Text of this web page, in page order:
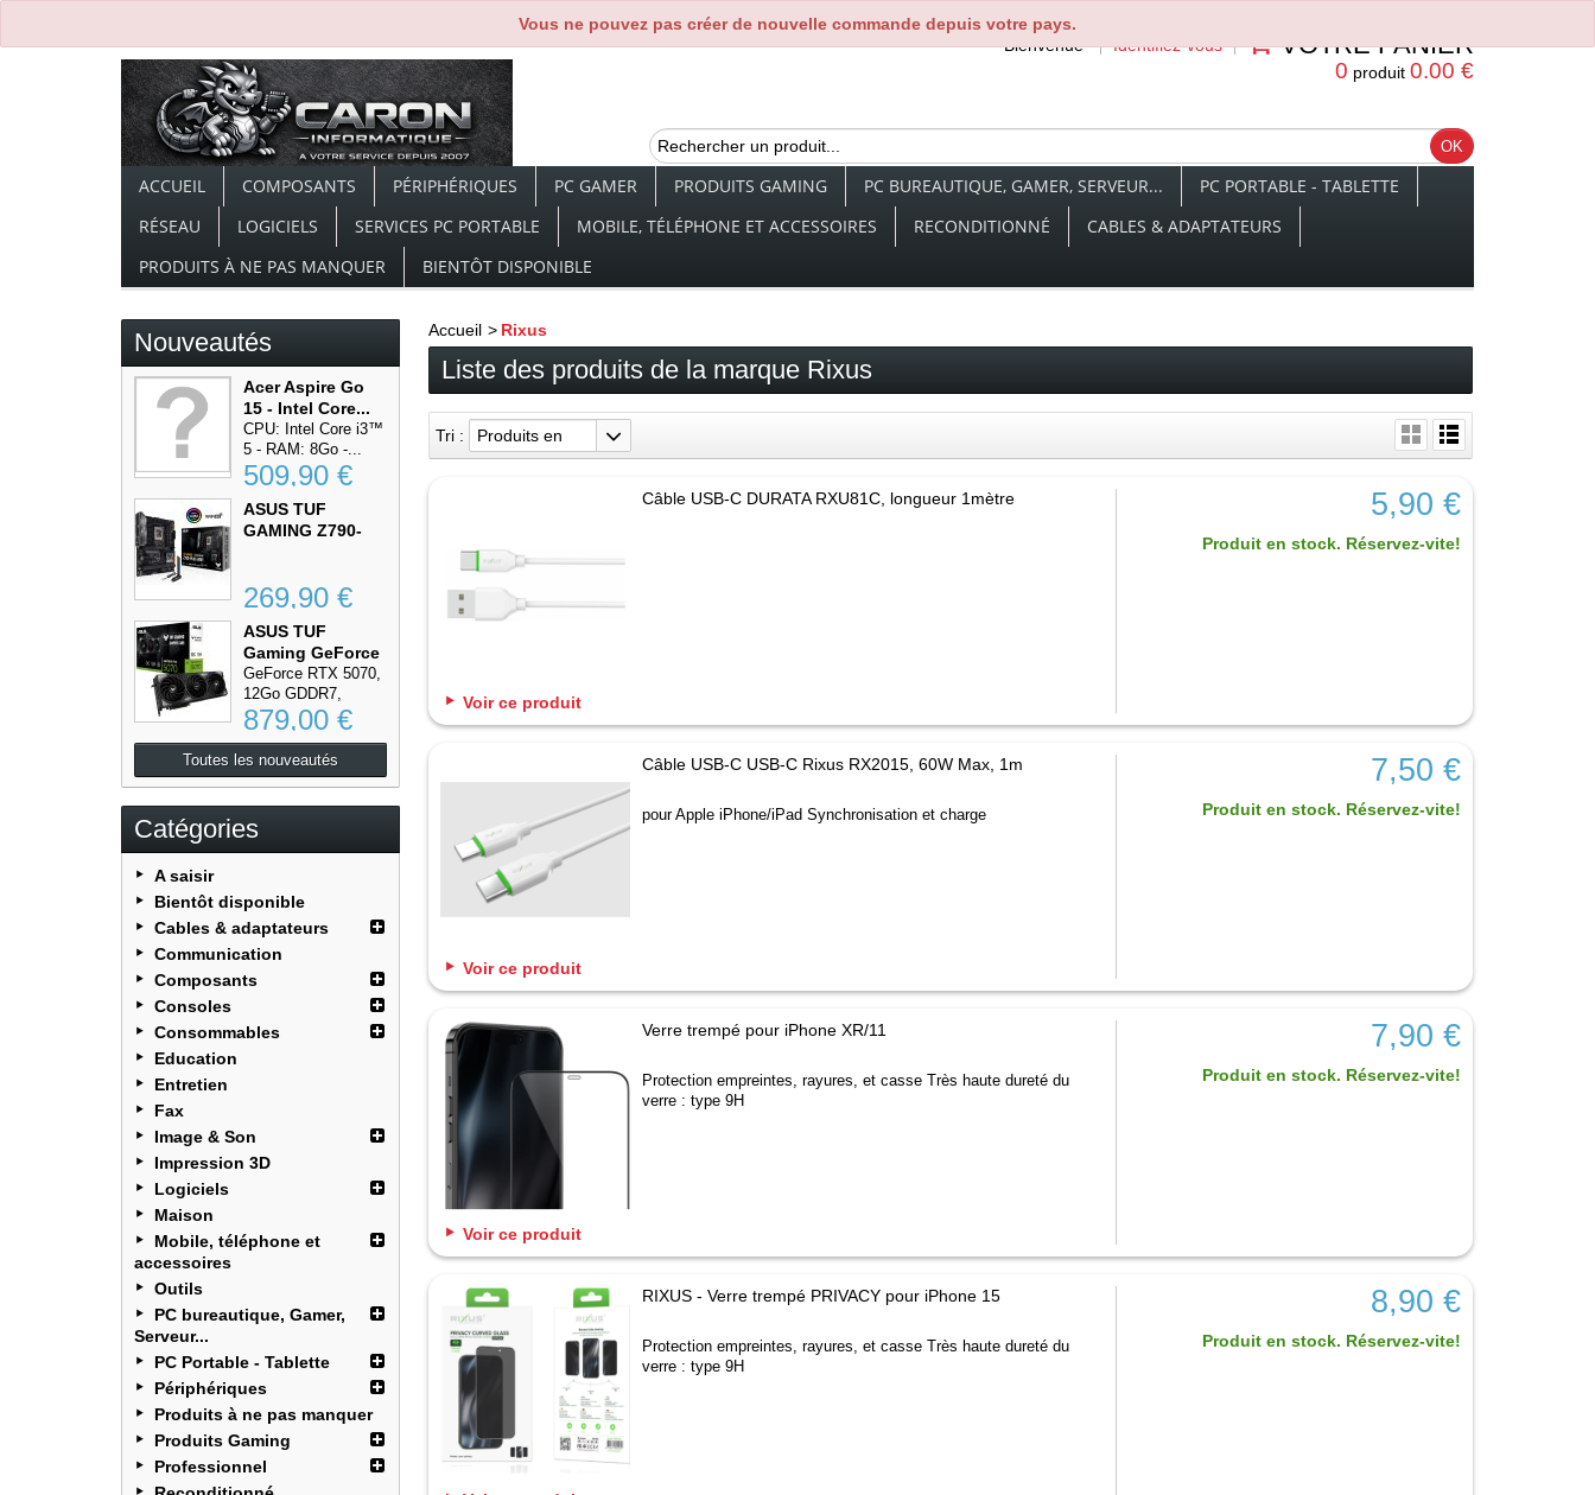
Vous ne pouvez pas créer de nouvelle commande depuis votre pays.
Bienvenue
Identifiez-vous VOTRE PANIER
0 produit 0.00 €
ACCUEIL COMPOSANTS PÉRIPHÉRIQUES PC GAMER PRODUITS GAMING PC BUREAUTIQUE, GAMER, SERVEUR...
PC PORTABLE - TABLETTE
RÉSEAU
LOGICIELS SERVICES PC PORTABLE MOBILE, TÉLÉPHONE ET ACCESSOIRES RECONDITIONNÉ
CABLES & ADAPTATEURS
PRODUITS À NE PAS MANQUER
BIENTÔT DISPONIBLE
Nouveautés
Acer Aspire Go
15 - Intel Core...
CPU: Intel Core i3™
5 - RAM: 8Go -...
509,90 €
ASUS TUF
GAMING Z790-
269,90 €
ASUS TUF
Gaming GeForce
RTX5070...
GeForce RTX 5070,
12Go GDDR7,
1xHDMI,...
879,00 €
Toutes les nouveautés
Catégories
A saisir
Bientôt disponible
Cables & adaptateurs
Communication
Composants
Consoles
Consommables
Education
Entretien
Fax
Image & Son
Impression 3D
Logiciels
Maison
Mobile, téléphone et
accessoires
Outils
PC bureautique, Gamer,
Serveur...
PC Portable - Tablette
Périphériques
Produits à ne pas manquer
Produits Gaming
Professionnel
Accueil > Rixus
Liste des produits de la marque Rixus
Tri :
Produits en
Câble USB-C DURATA RXU81C, longueur 1mètre
Voir ce produit
5,90 €
Produit en stock. Réservez-vite!
Câble USB-C USB-C Rixus RX2015, 60W Max, 1m
pour Apple iPhone/iPad Synchronisation et charge
Voir ce produit
7,50 €
Produit en stock. Réservez-vite!
Verre trempé pour iPhone XR/11
Protection empreintes, rayures, et casse Très haute dureté du
verre : type 9H
Voir ce produit
7,90 €
Produit en stock. Réservez-vite!
RIXUS - Verre trempé PRIVACY pour iPhone 15
Protection empreintes, rayures, et casse Très haute dureté du
verre : type 9H
8,90 €
Produit en stock. Réservez-vite!